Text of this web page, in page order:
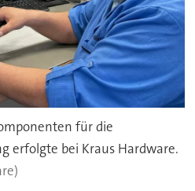
für die
erfolgte bei Kraus Hardware.